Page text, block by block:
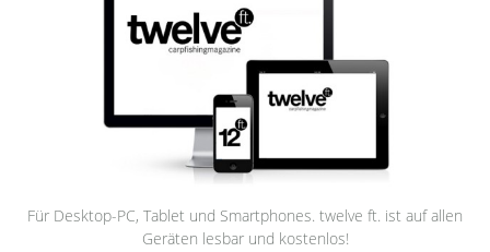
Für Desktop-PC, Tablet und Smartphones. twelve ft. ist auf allen
Geräten lesbar und kostenlos!